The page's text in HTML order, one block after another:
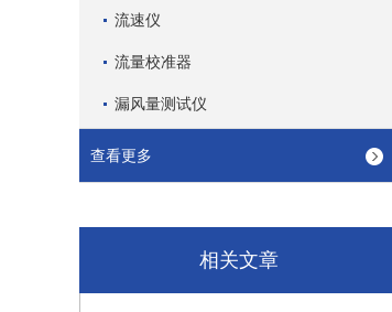
流速仪
流量校准器
漏风量测试仪
查看更多
相关文章